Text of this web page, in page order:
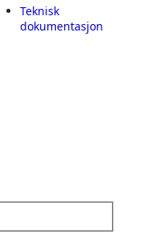
Teknisk
dokumentasjon